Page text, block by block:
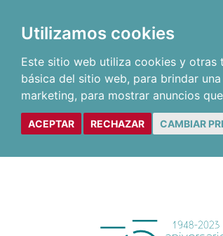
Utilizamos cookies
Este sitio web utiliza cookies y otras
básica del sitio web, para brindar
marketing, para mostrar anuncios
ACEPTAR RECHAZAR CAMBIAR